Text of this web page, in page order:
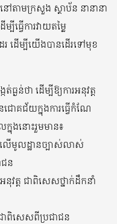
តាមក្រសួង ស្ថាប័ន នានានា
វើការវាយតម្លៃ
ដើម្បីយើងបានដើរទៅមុខ
ធ្ងន់ថា ដើម្បីឱ្យការអនុវត្ត
ជោគជ័យក្នុងការធ្វើកំណែ
នុងនោះរួមមាន៖
ើមូលដ្ឋានច្បាស់លាស់
ន
អនុវត្ត ជាពិសេសថ្នាក់ដឹកនាំ
ពិសេសពីប្រជាជន